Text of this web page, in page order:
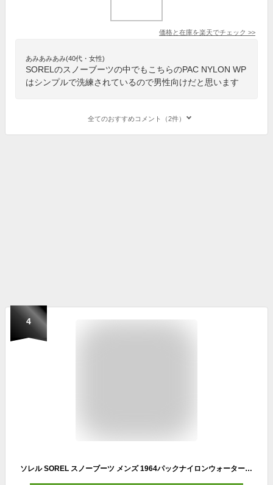
価格と在庫を楽天でチェック >>
あみあみあみ(40代・女性)
SORELのスノーブーツの中でもこちらのPAC NYLON WP
はシンプルで洗練されているので男性向けだと思います
全てのおすすめコメント（2件）
4
ソレル SOREL スノーブーツ メンズ 1964パックナイロンウォータープルーフ 1964 PAC NYLON WP NM5189 2025AW wbt【靴】2510ripe